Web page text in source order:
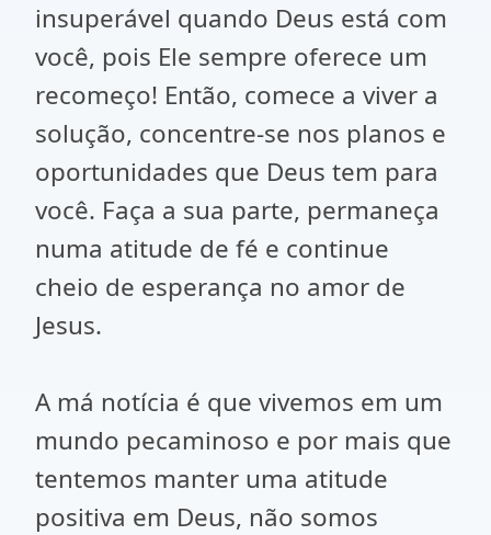
insuperável quando Deus está com
você, pois Ele sempre oferece um
recomeço! Então, comece a viver a
solução, concentre-se nos planos e
oportunidades que Deus tem para
você. Faça a sua parte, permaneça
numa atitude de fé e continue
cheio de esperança no amor de
Jesus.
A má notícia é que vivemos em um
mundo pecaminoso e por mais que
tentemos manter uma atitude
positiva em Deus, não somos